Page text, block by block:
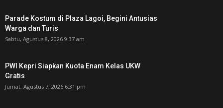
Parade Kostum di Plaza Lagoi, Begini Antusias
Warga dan Turis
Sabtu, Agustus 8, 2026 9:37 am
PWI Kepri Siapkan Kuota Enam Kelas UKW
Gratis
Jumat, Agustus 7, 2026 6:31 pm